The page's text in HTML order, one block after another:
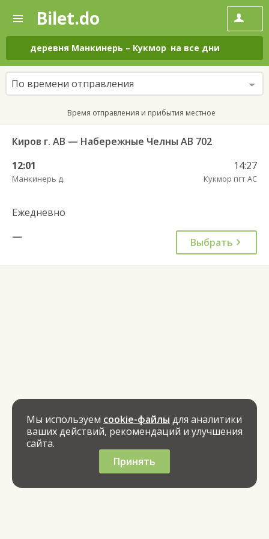
—
Поиск
и
покупка
билетов
на
автобус
онлайн
Bilet.do
деревня Манкинерь – Кукмор на все дни
По времени отправления
Время отправления и прибытия местное
Киров г. АВ — Набережные Челны АВ 702
12:01
Манкинерь д.
14:27
Кукмор пгт АС
Ежедневно
—
Выбрать
Мы используем cookie-файлы для аналитики
ваших действий, рекомендаций и улучшения
сайта.
Принять